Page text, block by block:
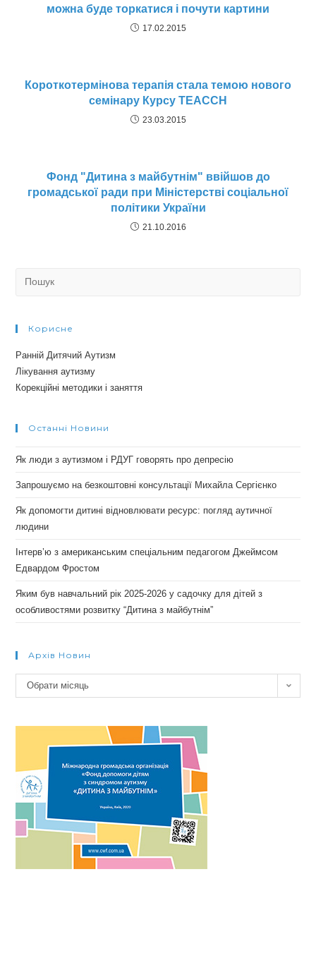
можна буде торкатися і почути картини
17.02.2015
Короткотермінова терапія стала темою нового
семінару Курсу TEACCH
23.03.2015
Фонд "Дитина з майбутнім" ввійшов до
громадської ради при Міністерстві соціальної
політики України
21.10.2016
Корисне
Ранній Дитячий Аутизм
Лікування аутизму
Корекційні методики і заняття
Останні Новини
Як люди з аутизмом і РДУГ говорять про депресію
Запрошуємо на безкоштовні консультації Михайла Сергієнко
Як допомогти дитині відновлювати ресурс: погляд аутичної
людини
Інтерв’ю з американським спеціальним педагогом Джеймсом
Едвардом Фростом
Яким був навчальний рік 2025-2026 у садочку для дітей з
особливостями розвитку “Дитина з майбутнім”
Архів Новин
Архів
новин
Обрати місяць